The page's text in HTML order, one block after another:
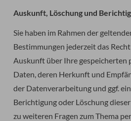
Auskunft, Löschung und
Sie haben im Rahmen der
Bestimmungen jederzeit das
Auskunft über Ihre gespeicherten
Daten, deren Herkunft und
der Datenverarbeitung und ggf.
Berichtigung oder Löschung
zu weiteren Fragen zum Thema